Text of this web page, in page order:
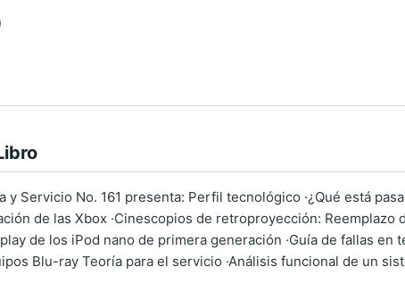
y Servicio No. 161 presenta: Perfil tecnológico ·¿Qué está
de las Xbox ·Cinescopios de retroproyección: Reemplazo
de los iPod nano de primera generación ·Guía de fallas
Blu-ray Teoría para el servicio ·Análisis funcional de un